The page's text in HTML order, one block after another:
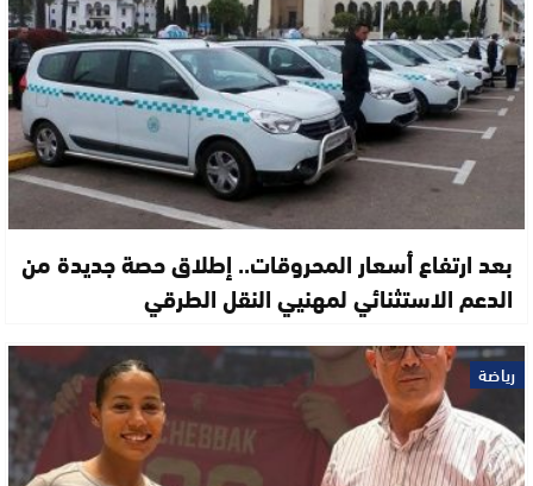
بعد ارتفاع أسعار المحروقات.. إطلاق حصة جديدة من
الدعم الاستثنائي لمهنيي النقل الطرقي
رياضة